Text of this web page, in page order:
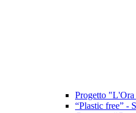
Progetto
“Plastic free” -